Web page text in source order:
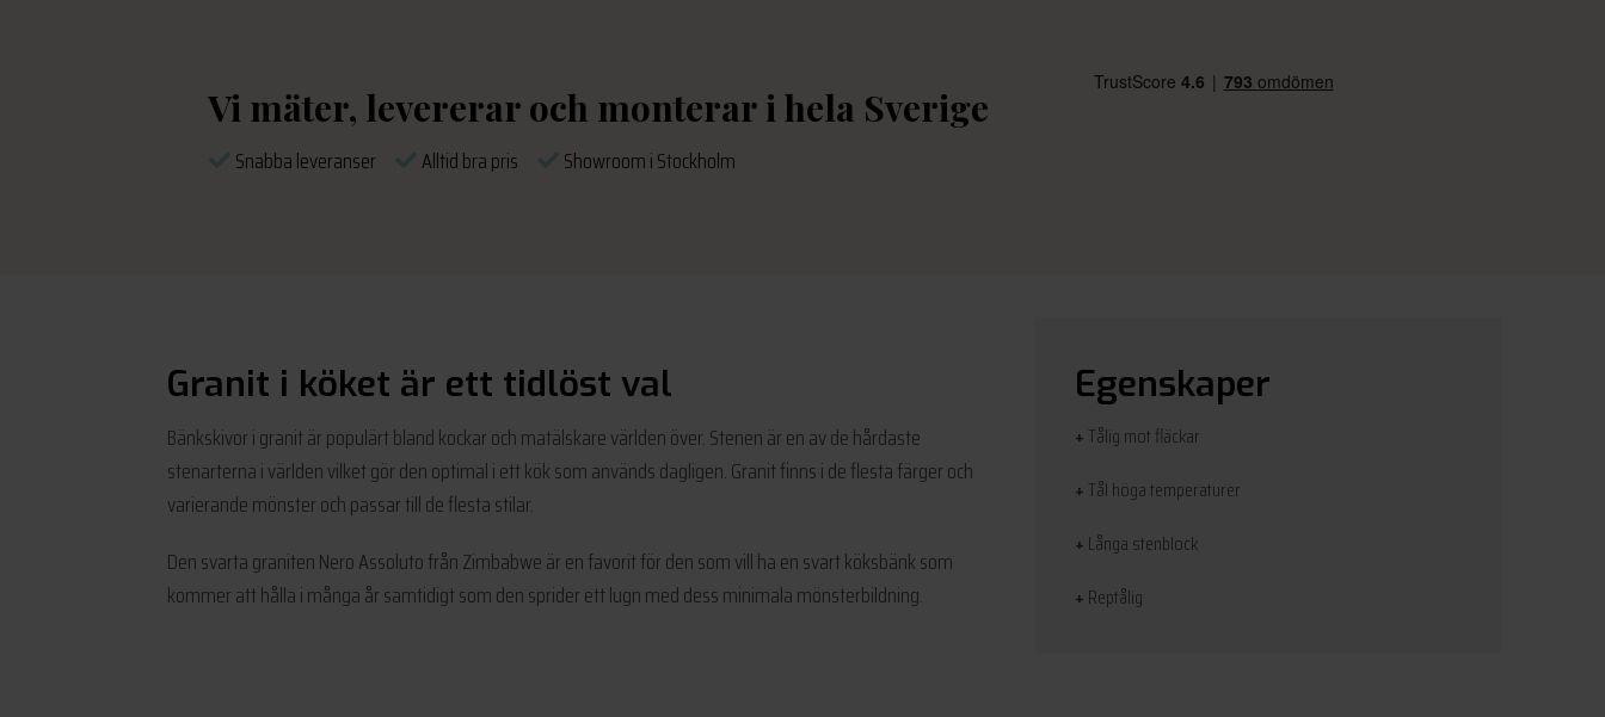
Vi mäter, levererar och monterar i hela Sverige
Snabba leveranser Alltid bra pris Showroom i Stockholm
Granit i köket är ett tidlöst val
Bänkskivor i granit är populärt bland kockar och matälskare världen över. Stenen är en av de hårdaste
stenarterna i världen vilket gör den optimal i ett kök som används dagligen. Granit finns i de flesta färger och
varierande mönster och passar till de flesta stilar.
Den svarta graniten Nero Assoluto från Zimbabwe är en favorit för den som vill ha en svart köksbänk som
kommer att hålla i många år samtidigt som den sprider ett lugn med dess minimala mönsterbildning.
Egenskaper
+ Tålig mot fläckar
+ Tål höga temperaturer
+ Långa stenblock
+ Reptålig